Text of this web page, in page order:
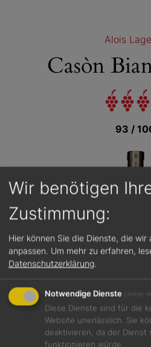
Alois
Casòn
93 /
Wir benötigen
Zustimmung:
Hier können Sie die Dienste, die
anpassen. Um mehr zu erfahren,
Datenschutzerklärung.
Notwendige Dienste (immer
Diese Dienste sind für die
Website unerlässlich. Sie
deaktivieren, da der Dienst
funktionieren würde.